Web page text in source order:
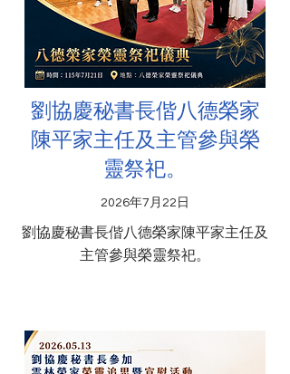
劉協慶秘書長偕八德榮家
陳平家主任及主管參與榮
靈祭祀。
2026年7月22日
劉協慶秘書長偕八德榮家陳平家主任及
主管參與榮靈祭祀。